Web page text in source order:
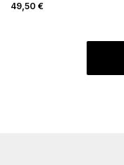
49,50 €